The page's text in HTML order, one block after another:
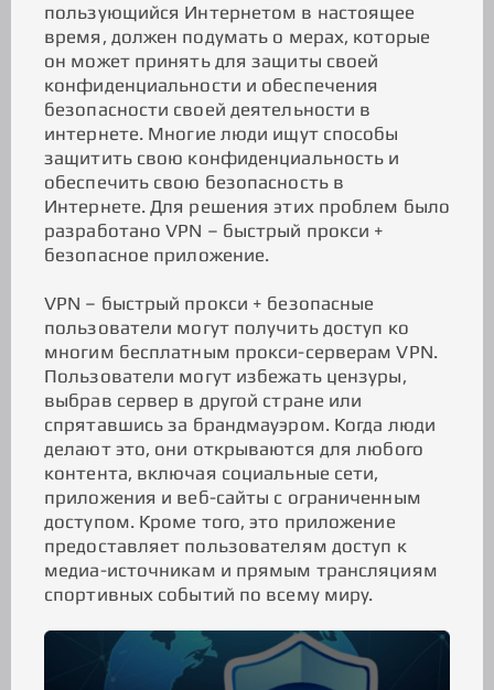
пользующийся Интернетом в настоящее
время, должен подумать о мерах, которые
он может принять для защиты своей
конфиденциальности и обеспечения
безопасности своей деятельности в
интернете. Многие люди ищут способы
защитить свою конфиденциальность и
обеспечить свою безопасность в
Интернете. Для решения этих проблем было
разработано VPN – быстрый прокси +
безопасное приложение.
VPN – быстрый прокси + безопасные
пользователи могут получить доступ ко
многим бесплатным прокси-серверам VPN.
Пользователи могут избежать цензуры,
выбрав сервер в другой стране или
спрятавшись за брандмауэром. Когда люди
делают это, они открываются для любого
контента, включая социальные сети,
приложения и веб-сайты с ограниченным
доступом. Кроме того, это приложение
предоставляет пользователям доступ к
медиа-источникам и прямым трансляциям
спортивных событий по всему миру.